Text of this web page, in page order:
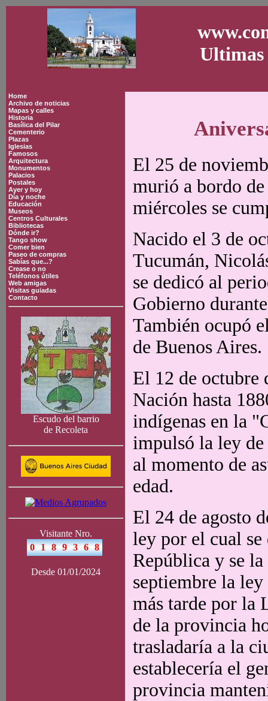
Ultimas
Home
Archivo de noticias
Mapas y calles
Historia
Basílica del Pilar
Cementerio
Plazas
Iglesias
Famosos
Arquitectura
Monumentos
Palacios
Postales
Ayer y hoy
Día y noche
Educación
Museos
Centros Culturales
Bibliotecas
Dónde ir?
Tango show
Comer bien
Paseo de compras
Sabías que...?
Crease o no
Teléfonos útiles
Web amigas
Visitas guiadas
Contacto
Escudo del barrio
de Recoleta
Visitante Nro.
Desde 01/01/2024
El 25 de
murió a bordo de
miércoles se
Nacido el 3 de
Tucumán,
se dedicó al
Gobierno
También ocupó
de Buenos Aires.
El 12 de octubre
Nación hasta
indígenas en la
impulsó la ley
al momento de
edad.
El 24 de agosto
ley por el cual se
República y se
septiembre la
más tarde por la
de la provincia
trasladaría a la
establecería el
provincia